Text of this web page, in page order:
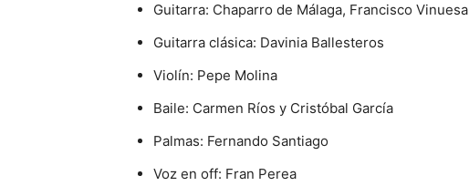
Guitarra: Chaparro de Málaga, Francisco
Guitarra clásica: Davinia Ballesteros
Violín: Pepe Molina
Baile: Carmen Ríos y Cristóbal García
Palmas: Fernando Santiago
Voz en off: Fran Perea